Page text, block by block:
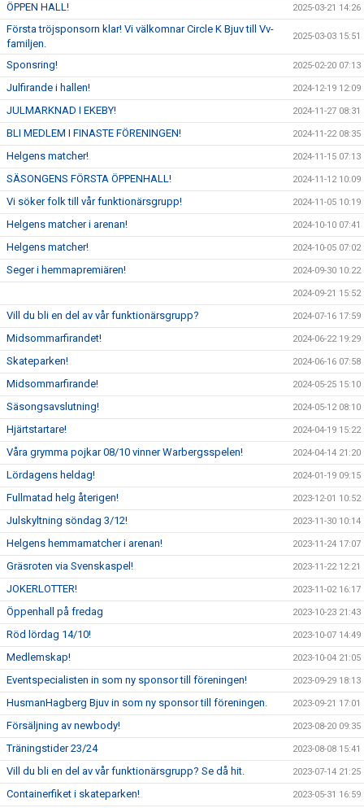
ÖPPEN HALL! 2025-03-21 14:26
Första tröjsponsorn klar! Vi välkomnar Circle K Bjuv till Vv-
familjen.
2025-03-03 15:51
Sponsring! 2025-02-20 07:13
Julfirande i hallen! 2024-12-19 12:09
JULMARKNAD I EKEBY! 2024-11-27 08:31
BLI MEDLEM I FINASTE FÖRENINGEN! 2024-11-22 08:35
Helgens matcher! 2024-11-15 07:13
SÄSONGENS FÖRSTA ÖPPENHALL! 2024-11-12 10:09
Vi söker folk till vår funktionärsgrupp! 2024-11-05 10:19
Helgens matcher i arenan! 2024-10-10 07:41
Helgens matcher! 2024-10-05 07:02
Seger i hemmapremiären! 2024-09-30 10:22
2024-09-21 15:52
Vill du bli en del av vår funktionärsgrupp? 2024-07-16 17:59
Midsommarfirandet! 2024-06-22 19:29
Skateparken! 2024-06-16 07:58
Midsommarfirande! 2024-05-25 15:10
Säsongsavslutning! 2024-05-12 08:10
Hjärtstartare! 2024-04-19 15:22
Våra grymma pojkar 08/10 vinner Warbergsspelen! 2024-04-14 21:20
Lördagens heldag! 2024-01-19 09:15
Fullmatad helg återigen! 2023-12-01 10:52
Julskyltning söndag 3/12! 2023-11-30 10:14
Helgens hemmamatcher i arenan! 2023-11-24 17:07
Gräsroten via Svenskaspel! 2023-11-22 12:21
JOKERLOTTER! 2023-11-02 16:17
Öppenhall på fredag 2023-10-23 21:43
Röd lördag 14/10! 2023-10-07 14:49
Medlemskap! 2023-10-04 21:05
Eventspecialisten in som ny sponsor till föreningen! 2023-09-29 18:13
HusmanHagberg Bjuv in som ny sponsor till föreningen. 2023-09-21 17:01
Försäljning av newbody! 2023-08-20 09:35
Träningstider 23/24 2023-08-08 15:41
Vill du bli en del av vår funktionärsgrupp? Se då hit. 2023-07-14 21:25
Containerfiket i skateparken! 2023-05-31 16:59